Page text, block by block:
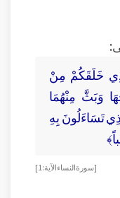
خَلَقَكُمْ مِنْ
وَبَثَّ مِنْهُمَا
تَسَاءَلُونَ بِهِ
[ سورة النساء الآية: 1]